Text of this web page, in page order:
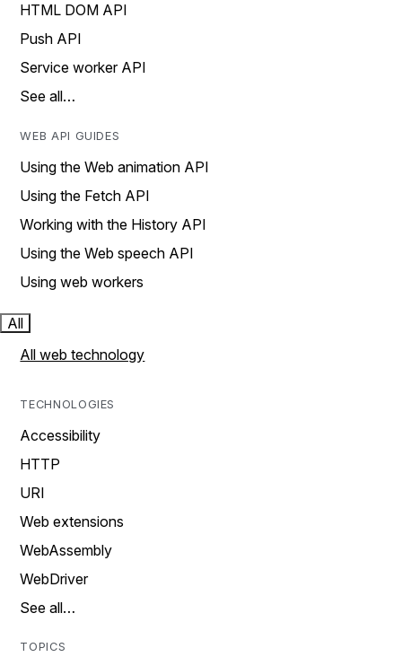
HTML DOM API
Push API
Service worker API
See all…
WEB API GUIDES
Using the Web animation API
Using the Fetch API
Working with the History API
Using the Web speech API
Using web workers
All
All web technology
TECHNOLOGIES
Accessibility
HTTP
URI
Web extensions
WebAssembly
WebDriver
See all…
TOPICS